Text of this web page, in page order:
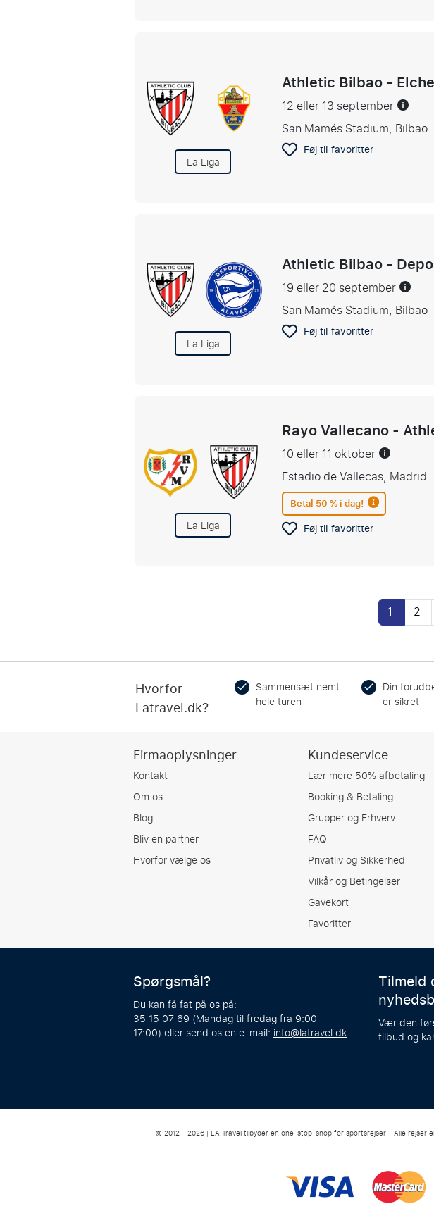
La Liga
Athletic Bilbao -
12 eller 13 september
San Mamés Stadium, Bilbao
Føj til favoritter
La Liga
Athletic Bilbao -
19 eller 20 september
San Mamés Stadium, Bilbao
Føj til favoritter
La Liga
Rayo Vallecano -
10 eller 11 oktober
Estadio de Vallecas, Madrid
Betal 50 % i dag!
Føj til favoritter
1 2
Hvorfor
Latravel.dk?
Sammensæt nemt
hele turen
Din
er sikret
Firmaoplysninger
Kontakt
Om os
Blog
Bliv en partner
Hvorfor vælge os
Kundeservice
Lær mere 50% afbetaling
Booking & Betaling
Grupper og Erhverv
FAQ
Privatliv og Sikkerhed
Vilkår og Betingelser
Gavekort
Favoritter
Spørgsmål?
Du kan få fat på os på:
35 15 07 69 (Mandag til fredag fra 9:00 -
17:00) eller send os en e-mail: info@latravel.dk
Tilmeld
Vær den
tilbud og
© 2012 - 2026 | LA Travel tilbyder en one-stop-shop for sportsrejser – Alle rejser